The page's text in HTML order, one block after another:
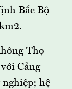
Bắc Bộ
Thọ
Cảng
nghiệp; hệ